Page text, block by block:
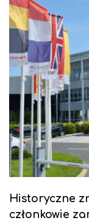
Historyczne
członkowie